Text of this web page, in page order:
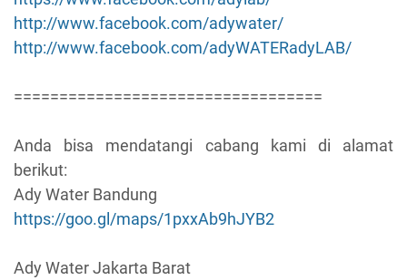
http://www.facebook.com/adywater/
http://www.facebook.com/adyWATERadyLAB/
==================================
Anda bisa mendatangi cabang kami di alamat
berikut:
Ady Water Bandung
https://goo.gl/maps/1pxxAb9hJYB2
Ady Water Jakarta Barat